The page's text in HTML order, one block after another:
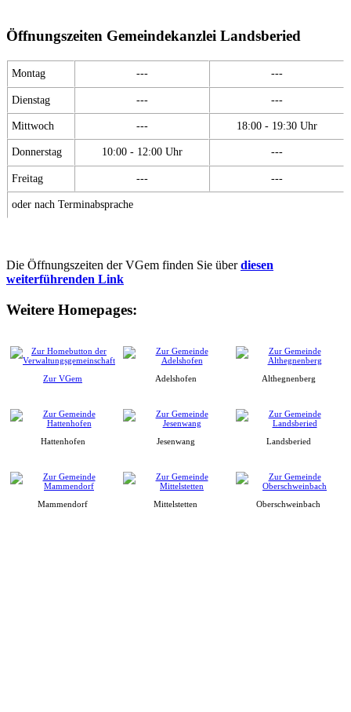
Öffnungszeiten Gemeindekanzlei Landsberied
Montag --- ---
Dienstag --- ---
Mittwoch --- 18:00 - 19:30 Uhr
Donnerstag 10:00 - 12:00 Uhr ---
Freitag --- ---
oder nach Terminabsprache
Die Öffnungszeiten der VGem finden Sie überdiesen
weiterführenden Link
Weitere Homepages:
Zur VGem Adelshofen Althegnenberg
Hattenhofen Jesenwang Landsberied
Mammendorf Mittelstetten Oberschweinbach